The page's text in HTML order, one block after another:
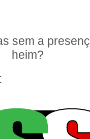
sem a
heim?